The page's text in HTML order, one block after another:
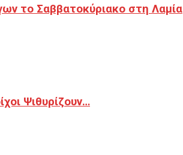
το Σαββατοκύριακο στη Λαμία
Ψιθυρίζουν…